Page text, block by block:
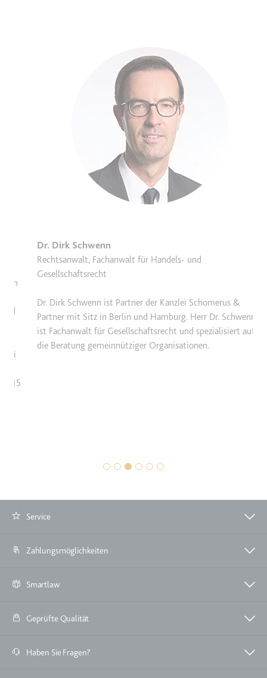
Dr. Dirk Schwenn
Rechtsanwalt, Fachanwalt für Handels- und
Gesellschaftsrecht
Dr. Dirk Schwenn ist Partner der Kanzlei Schomerus &
Partner mit Sitz in Berlin und Hamburg. Herr Dr. Schwenn
ist Fachanwalt für Gesellschaftsrecht und spezialisiert auf
die Beratung gemeinnütziger Organisationen.
Service
Zahlungsmöglichkeiten
Smartlaw
Geprüfte Qualität
Haben Sie Fragen?